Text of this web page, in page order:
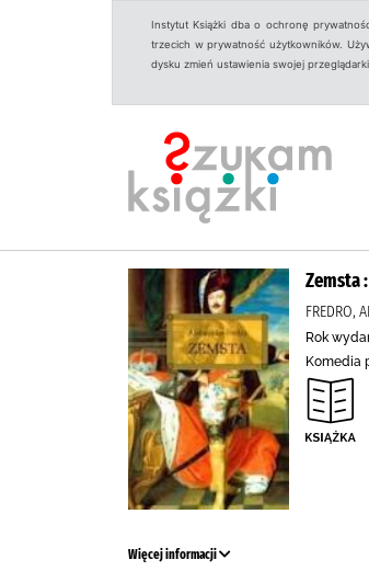
Instytut Książki dba o ochronę
trzecich w prywatność użytkowników.
dysku zmień ustawienia swojej
Zemsta
FREDRO,
Rok
Komedia
Więcej informacji